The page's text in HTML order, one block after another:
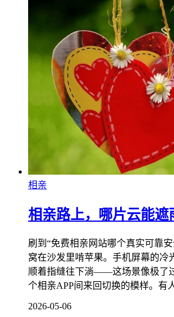
相亲
相亲路上，哪片云能遮
刷到“免费相亲网站哪个真实可靠
窝在沙发里啃苹果。手机屏幕的冷
顺着指缝往下淌——这场景像极了
个相亲APP间来回切换的模样。有
2026-05-06